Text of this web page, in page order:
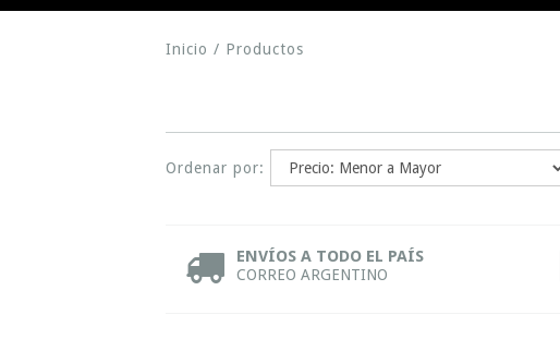
Inicio / Productos
Ordenar por:
ENVÍOS A TODO EL PAÍS
CORREO ARGENTINO